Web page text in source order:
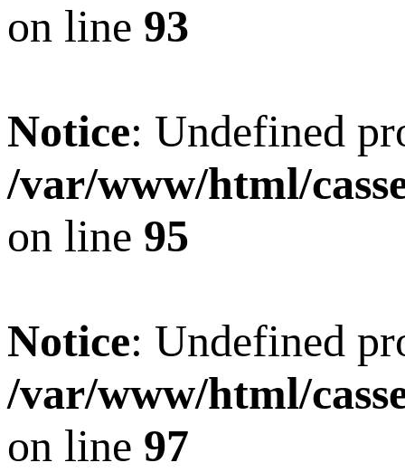
on line 93
Notice: Undefined
/var/www/html/
on line 95
Notice: Undefined
/var/www/html/
on line 97